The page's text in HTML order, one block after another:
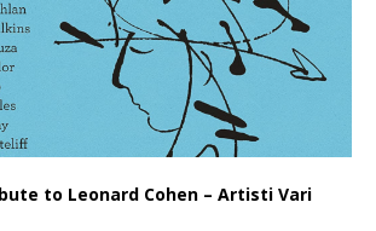
to Leonard Cohen – Artisti Vari